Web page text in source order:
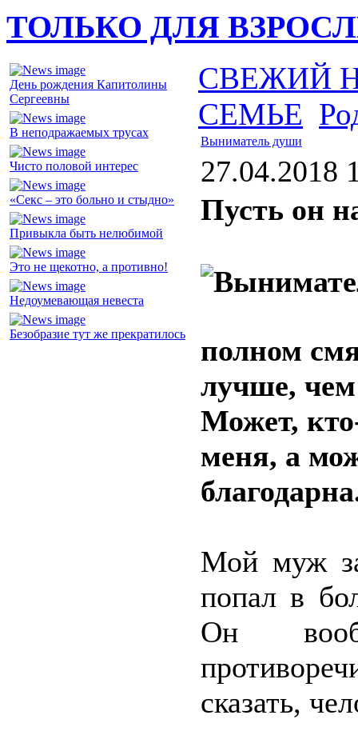
ТОЛЬКО ДЛЯ
День рождения Капитолины
Сергеевны
В неподражаемых трусах
Чисто половой интерес
«Секс – это больно и стыдно»
Привыкла быть нелюбимой
Это не щекотно, а противно!
Недоумевающая невеста
Безобразие тут же прекратилось
СВЕЖИЙ
СЕМЬЕ
Выниматель души
27.04.2018
Пусть он
полном
лучше, чем
Может,
меня, а
Мой муж
попал в
Он
сказать,